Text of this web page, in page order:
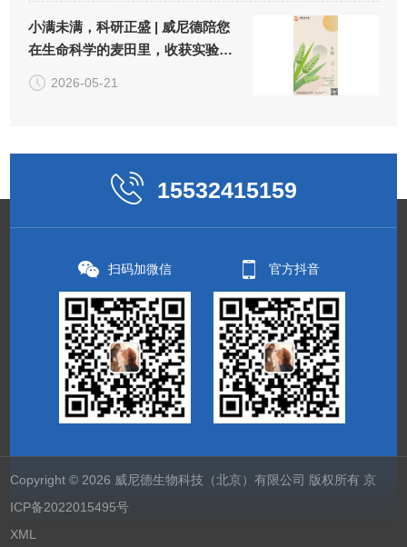
小满未满，科研正盛 | 威尼德陪您
在生命科学的麦田里，收获实验
的"小小圆满"
2026-05-21
15532415159
扫码加微信 官方抖音
Copyright © 2026 威尼德生物科技（北京）有限公司 版权所有 京
ICP备2022015495号
XML